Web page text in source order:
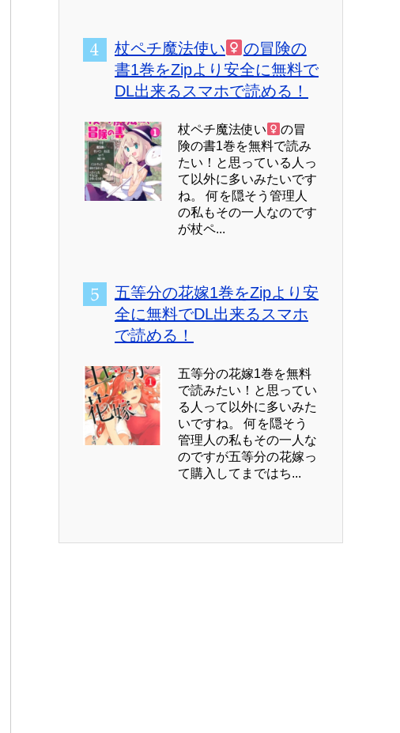
杖ペチ魔法使い
の冒険の
書1巻をZipより安全に無料で
DL出来るスマホで読める！
杖ペチ魔法使い
の冒
険の書1巻を無料で読み
たい！と思っている人っ
て以外に多いみたいです
ね。 何を隠そう管理人
の私もその一人なのです
が杖ペ...
五等分の花嫁1巻をZipより安
全に無料でDL出来るスマホ
で読める！
五等分の花嫁1巻を無料
で読みたい！と思ってい
る人って以外に多いみた
いですね。 何を隠そう
管理人の私もその一人な
のですが五等分の花嫁っ
て購入してまではち...